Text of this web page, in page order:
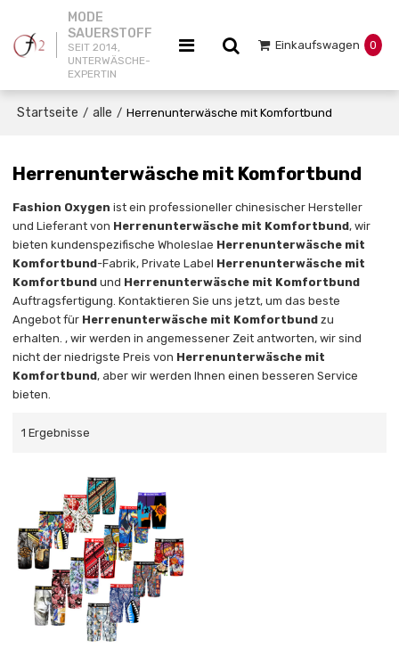
MODE
SAUERSTOFF
SEIT 2014,
UNTERWÄSCHE-
EXPERTIN
Einkaufswagen 0
Startseite / alle / Herrenunterwäsche mit Komfortbund
Herrenunterwäsche mit Komfortbund
Fashion Oxygen ist ein professioneller chinesischer Hersteller
und Lieferant von Herrenunterwäsche mit Komfortbund, wir
bieten kundenspezifische Wholeslae Herrenunterwäsche mit
Komfortbund-Fabrik, Private Label Herrenunterwäsche mit
Komfortbund und Herrenunterwäsche mit Komfortbund
Auftragsfertigung. Kontaktieren Sie uns jetzt, um das beste
Angebot für Herrenunterwäsche mit Komfortbund zu
erhalten. , wir werden in angemessener Zeit antworten, wir sind
nicht der niedrigste Preis von Herrenunterwäsche mit
Komfortbund, aber wir werden Ihnen einen besseren Service
bieten.
1 Ergebnisse